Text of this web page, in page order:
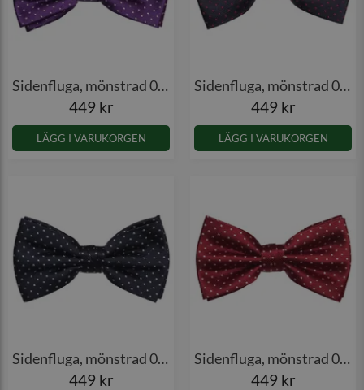
Sidenfluga, mönstrad 001
449 kr
LÄGG I VARUKORGEN
Sidenfluga, mönstrad 001
449 kr
LÄGG I VARUKORGEN
Sidenfluga, mönstrad 001
449 kr
Sidenfluga, mönstrad 001
449 kr